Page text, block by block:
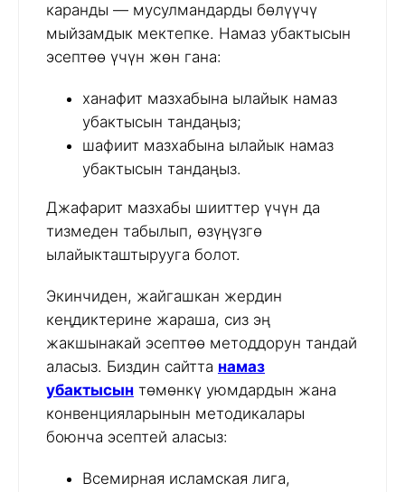
каранды — мусулмандарды бөлүүчү
мыйзамдык мектепке. Намаз убактысын
эсептөө үчүн жөн гана:
ханафит мазхабына ылайык намаз
убактысын тандаңыз;
шафиит мазхабына ылайык намаз
убактысын тандаңыз.
Джафарит мазхабы шииттер үчүн да
тизмеден табылып, өзүңүзгө
ылайыкташтырууга болот.
Экинчиден, жайгашкан жердин
кеңдиктерине жараша, сиз эң
жакшынакай эсептөө методдорун тандай
аласыз. Биздин сайтта намаз
убактысын төмөнкү уюмдардын жана
конвенцияларынын методикалары
боюнча эсептей аласыз:
Всемирная исламская лига,